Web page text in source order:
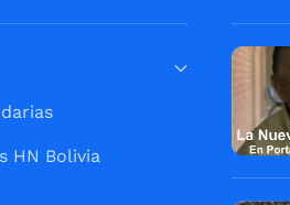
HN Bolivia